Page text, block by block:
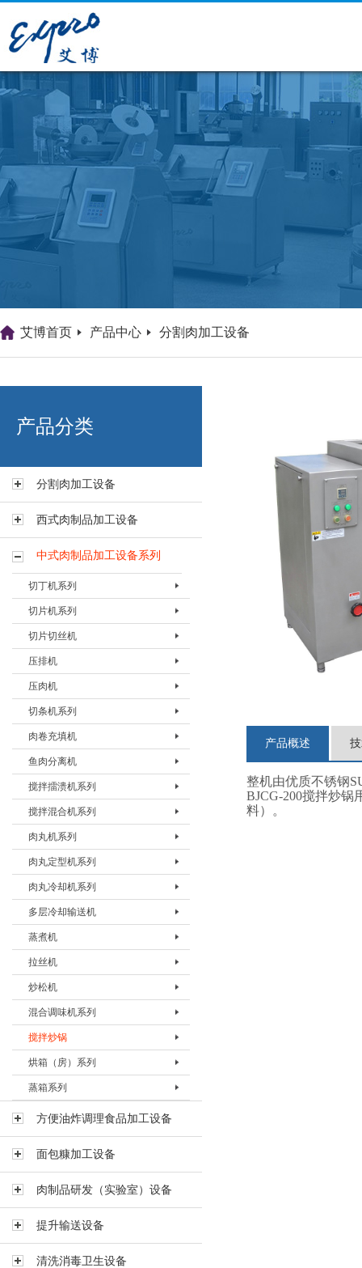
艾博肉类科技（浙江）有限
公司
艾博首页 产品中心 分割肉加工设备
产品分类
分割肉加工设备
西式肉制品加工设备
中式肉制品加工设备系列
切丁机系列
切丁机BQDJ-I
切丁机BQDJ-II
切片机系列
切片机BQPJ- I
切片机BQPJ- II
切片机 BQPJ-III
切片机BQPJ-IV
切片切丝机
切片切丝机BQSJ-I
压排机
压排机BYPJ-400
压排机BYPJ-600
压肉机
压肉机BYRJ-I
切条机系列
切条机BQTJ-I
肉卷充填机
肉卷充填机BRJJ-I
鱼肉分离机
鱼肉分离机BYRJ-I
搅拌擂溃机系列
搅拌擂溃机BLKJ-20
搅拌擂溃机BLKJ-60
搅拌擂溃机BLKJ-180
搅拌混合机系列
搅拌混合机BJHJ-80
搅拌混合机BJHJ-330
肉丸机系列
肉丸机BRWJ-I
肉丸机BRWJ-II
肉丸机BRWJ-500
肉丸定型机系列
肉丸漂烫机BWTJ-500D
肉丸漂烫机BWTJ-800Z
肉丸冷却机系列
肉丸冷却机BWLJ- 500/800
多层冷却输送机
多层冷却输送机BLQJ-DL
蒸煮机
蒸煮机BZZJ-I
拉丝机
拉丝机BLSJ-I
炒松机
炒松机BCSJ-I
混合调味机系列
混合调味机BHHJ-60
混合调味机BHHJ-200
混合调味机BHHJ-600
搅拌炒锅
搅拌炒锅 BJCG-200
烘箱（房）系列
烘箱BHX-I
烘箱BHX-II
蒸箱系列
蒸箱 BZX-I
蒸箱BZX-II
蒸箱BZX-III
方便油炸调理食品加工设备
面包糠加工设备
肉制品研发（实验室）设备
提升输送设备
清洗消毒卫生设备
产品概述
整机由优质不锈钢
BJCG-200搅拌炒
料）。